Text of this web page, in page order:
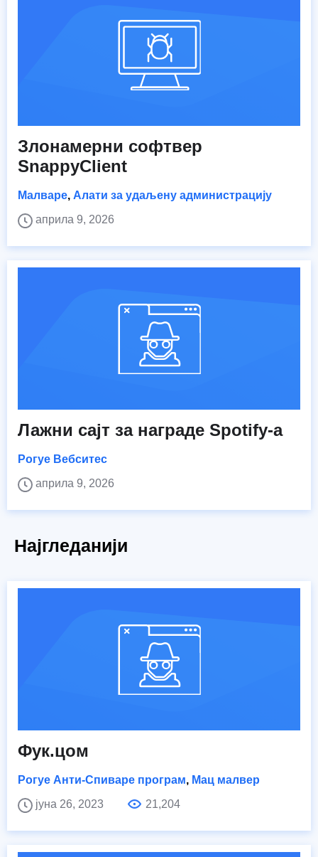
Злонамерни софтвер
SnappyClient
Малваре, Алати за удаљену администрацију
априла 9, 2026
Лажни сајт за награде Spotify-а
Рогуе Вебситес
априла 9, 2026
Најгледанији
Фук.цом
Рогуе Анти-Спиваре програм, Мац малвер
јуна 26, 2023
21,204